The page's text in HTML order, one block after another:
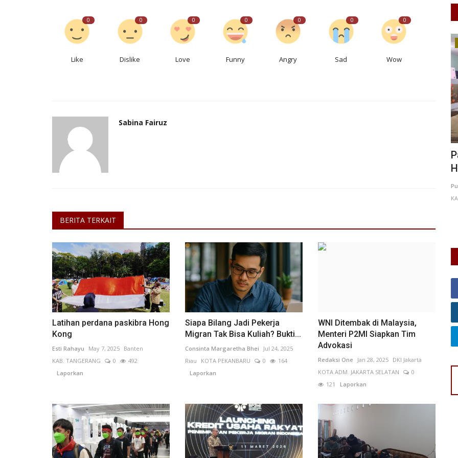
0
Like
0
Dislike
0
Love
0
Funny
0
Angry
0
Sad
0
Wow
Sabina Fairuz
BERITA TERKAIT
Latihan perdana paskibra Hong
Kong
Esti Rahayu May 7, 2025 Banten
KAB. TANGERANG
0
492
Laporkan
Siapa Bilang Jadi Pekerja
Migran Tak Bisa Kuliah? Bukti...
Consinta Margaretha Bhei
Jul 24, 2025
Riau
KOTA PEKANBARU 0
164
Laporkan
WNI Ditembak di Malaysia,
Menteri P2MI Siapkan Tim
Advokasi
Redaksi One Jan 28, 2025
DKI Jakarta
KOTA ADM. JAKARTA SELATAN
0
121
Laporkan
Kecelakaan
Lansia Ditemukan Meninggal di Dalam
Sumur Rumahnya di Desa...
di Desa Dlangu, Butuh. Polisi...
UMKM & Ekonomi Kreatif